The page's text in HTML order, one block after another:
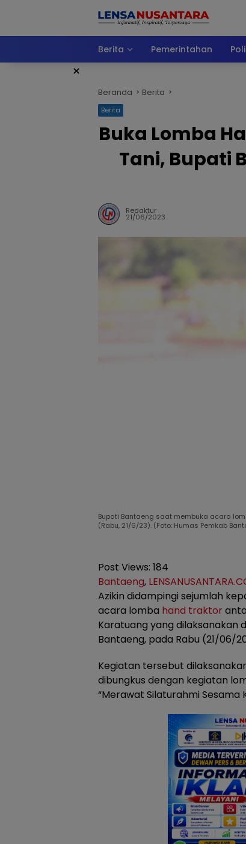
Berita
Pemerintahan
×
Beranda Berita
Berita
Buka Lomba
Tani, Bupati
Redaktur
21/06/2023
Bupati Bantaeng saat membuka acara
(Rabu, 21/6/23). (Foto: Humas Pemkab
Post Views: 184
Bantaeng,
Azikin didampingi sejumlah
acara lomba hand traktor
Karatuang yang dilaksanakan
Bantaeng, pada Rabu (21/06/
Kegiatan tersebut
dibungkus dengan kegiatan
“Merawat Silaturahmi Sesama